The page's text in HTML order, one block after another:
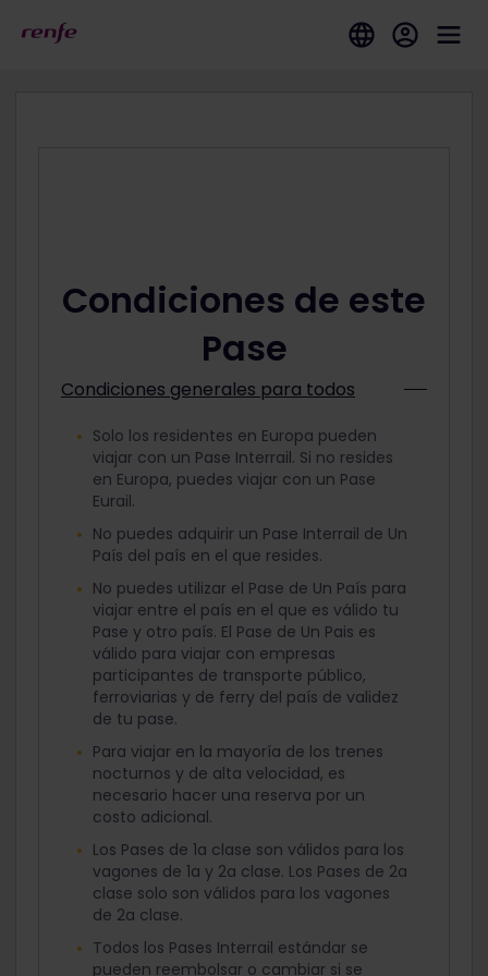
Condiciones de este
Pase
Condiciones generales para todos
Solo los residentes en Europa pueden
viajar con un Pase Interrail. Si no resides
en Europa, puedes viajar con un Pase
Eurail.
No puedes adquirir un Pase Interrail de Un
País del país en el que resides.
No puedes utilizar el Pase de Un País para
viajar entre el país en el que es válido tu
Pase y otro país. El Pase de Un Pais es
válido para viajar con empresas
participantes de transporte público,
ferroviarias y de ferry del país de validez
de tu pase.
Para viajar en la mayoría de los trenes
nocturnos y de alta velocidad, es
necesario hacer una reserva por un
costo adicional.
Los Pases de 1a clase son válidos para los
vagones de 1a y 2a clase. Los Pases de 2a
clase solo son válidos para los vagones
de 2a clase.
Todos los Pases Interrail estándar se
pueden reembolsar o cambiar si se